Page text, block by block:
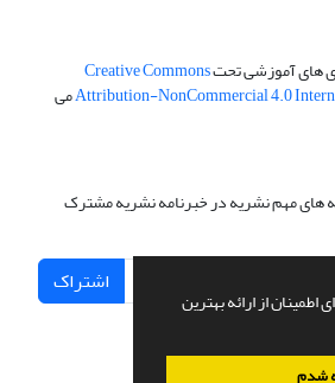
از ارائه بهترین
شدم
های آموزشی تحتCreative Commons
Attribution-NonCommercial 4.0می
های مهم نشریه در خبرنامه نشریه مشترک
اشتراک